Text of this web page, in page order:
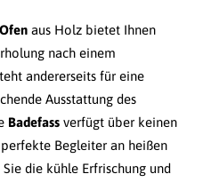
aus Holz bietet Ihnen
nach einem
andererseits für eine
Ausstattung des
Badefass verfügt über keinen
Begleiter an heißen
die kühle Erfrischung und